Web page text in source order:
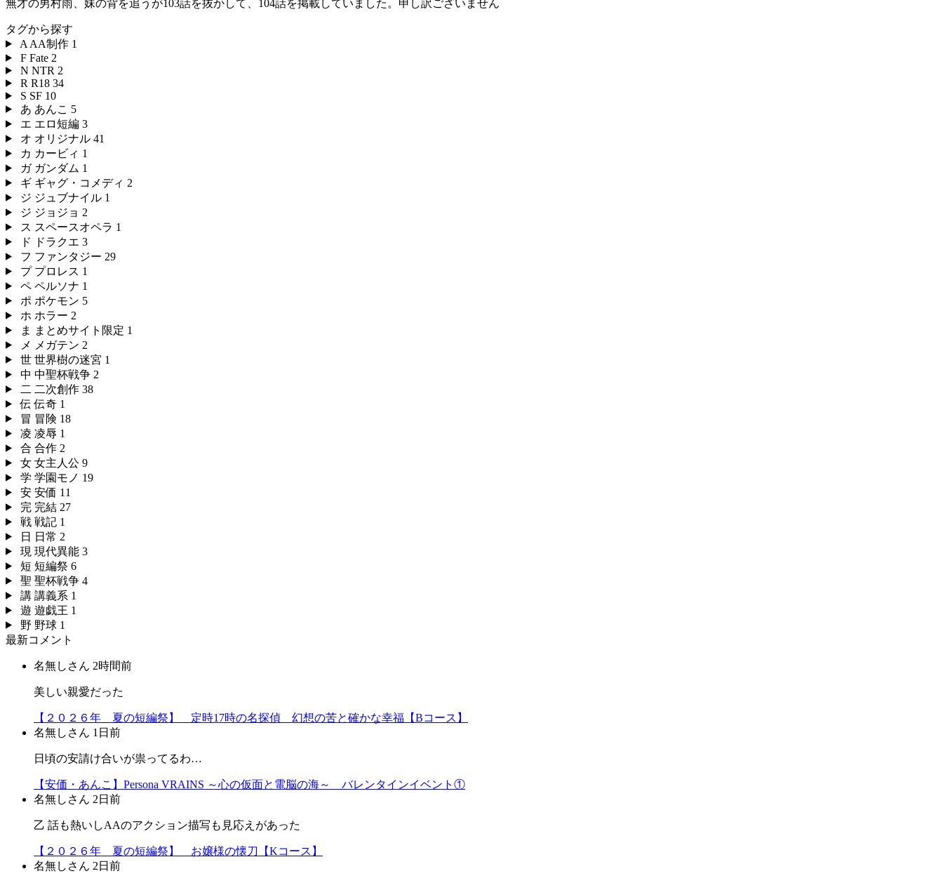
無才の男村雨、妹の背を追うが103話を抜かして、104話を掲載していました。申し訳ございません
タグから探す
A AA制作 1
F Fate 2
N NTR 2
R R18 34
S SF 10
あ あんこ 5
エ エロ短編 3
オ オリジナル 41
カ カービィ 1
ガ ガンダム 1
ギ ギャグ・コメディ 2
ジ ジュブナイル 1
ジ ジョジョ 2
ス スペースオペラ 1
ド
ドラクエ 3
フ ファンタジー 29
プ プロレス 1
ペ ペルソナ 1
ポ ポケモン 5
ホ ホラー 2
ま
まとめサイト限定 1
メ
メガテン 2
世 世界樹の迷宮 1
中 中聖杯戦争 2
二 二次創作 38
伝伝奇 1
冒 冒険 18
凌 凌辱 1
合 合作 2
女 女主人公 9
学 学園モノ 19
安 安価 11
完 完結 27
戦 戦記 1
日
日常 2
現 現代異能 3
短 短編祭 6
聖 聖杯戦争 4
講 講義系 1
遊 遊戯王 1
野 野球 1
最新コメント
名無しさん 2時間前
美しい親愛だった
【２０２６年 夏の短編祭】 定時17時の名探偵 幻想の苦と確かな幸福【Bコース】
名無しさん 1日前
日頃の安請け合いが祟ってるわ…
【安価・あんこ】Persona VRAINS ～心の仮面と電脳の海～ バレンタインイベント①
名無しさん 2日前
乙 話も熱いしAAのアクション描写も見応えがあった
【２０２６年 夏の短編祭】 お嬢様の懐刀【Kコース】
名無しさん 2日前